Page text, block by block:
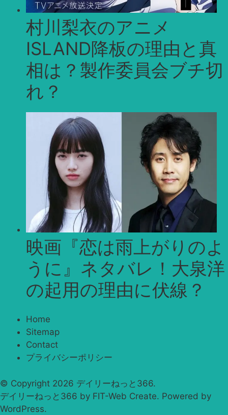
村川梨衣のアニメ
ISLAND降板の理由と真
相は？製作委員会ブチ切
れ？
映画『恋は雨上がりのよ
うに』ネタバレ！大泉洋
の起用の理由に伏線？
Home
Sitemap
Contact
プライバシーポリシー
© Copyright 2026 デイリーねっと366.
デイリーねっと366 by FIT-Web Create. Powered by
WordPress.